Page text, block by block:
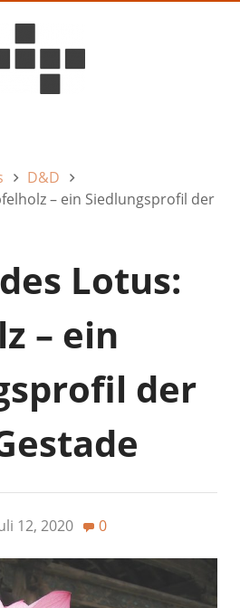
D&D
– ein Siedlungsprofil der
Lotus:
– ein
der
12, 2020 0